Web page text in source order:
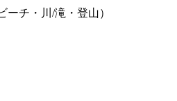
ーチ・川/滝・登山）